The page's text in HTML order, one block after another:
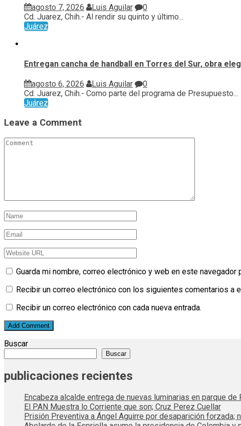
agosto 7, 2026 Luis Aguilar
0
Cd. Juarez, Chih.- Al rendir su quinto y último...
Juárez
Entregan cancha de handball en Torres del Sur, obra
agosto 6, 2026 Luis Aguilar
0
Cd. Juarez, Chih.- Como parte del programa de Presupuesto...
Juárez
Leave a Comment
Guarda mi nombre, correo electrónico y web en este navegador
Recibir un correo electrónico con los siguientes comentarios a
Recibir un correo electrónico con cada nueva entrada.
Buscar
Buscar
publicaciones recientes
Encabeza alcalde entrega de nuevas luminarias en parque de
El PAN Muestra lo Corriente que son; Cruz Perez Cuellar
Prisión Preventiva a Ángel Aguirre por desaparición forzada;